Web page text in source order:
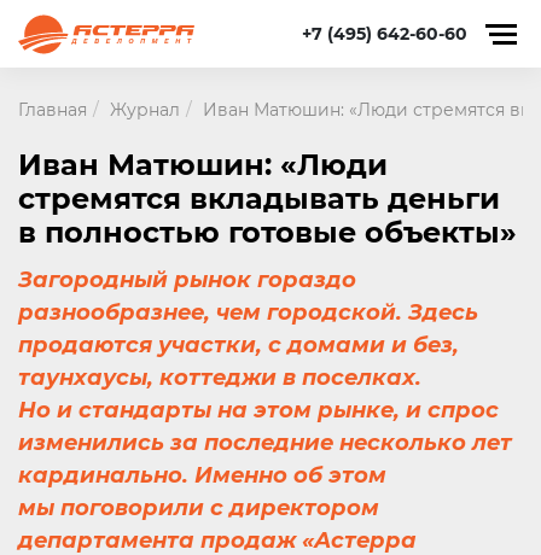
+7 (495) 642-60-60
Главная Журнал Иван Матюшин: «Люди стремятся
Иван Матюшин: «Люди
стремятся вкладывать деньги
в полностью готовые объекты»
Загородный рынок гораздо
разнообразнее, чем городской. Здесь
продаются участки, с домами и без,
таунхаусы, коттеджи в поселках.
Но и стандарты на этом рынке, и спрос
изменились за последние несколько лет
кардинально. Именно об этом
мы поговорили с директором
департамента продаж «Астерра